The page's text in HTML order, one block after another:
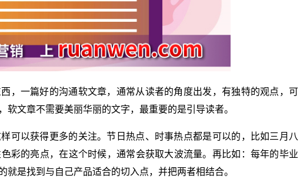
，一篇好的沟通软文章，通常从读者的角度出发，有独特的观点，可
文章不需要美丽华丽的文字，最重要的是引导读者。
可以获得更多的关注。节日热点、时事热点都是可以的，比如三月八
彩的亮点，在这个时候，通常会获取大波流量。再比如：每年的毕业
是找到与自己产品适合的切入点，并把两者相结合。